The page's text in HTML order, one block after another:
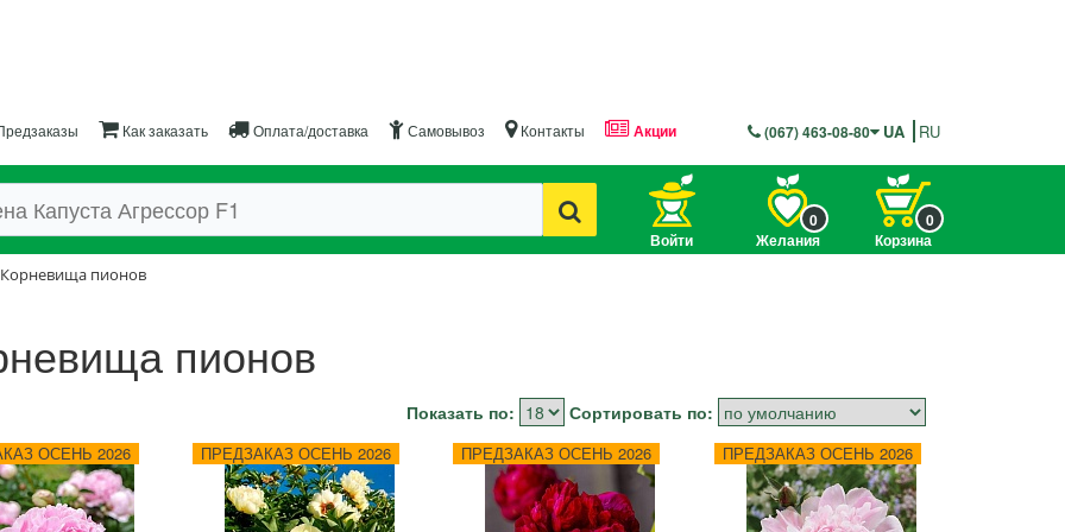
Как заказать Оплата/доставка Самовывоз Контакты Акции (067) 463-08-80 UA RU
Войти Желания
0
Корзина
0
Корневища пионов
пионов
Показать по: Сортировать по:
ОСЕНЬ 2026 ПРЕДЗАКАЗ ОСЕНЬ 2026 ПРЕДЗАКАЗ ОСЕНЬ 2026 ПРЕДЗАКАЗ ОСЕНЬ 2026